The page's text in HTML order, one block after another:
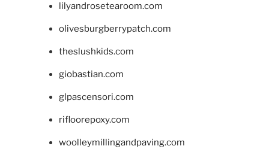
lilyandrosetearoom.com
olivesburgberrypatch.com
theslushkids.com
giobastian.com
glpascensori.com
rifloorepoxy.com
woolleymillingandpaving.com